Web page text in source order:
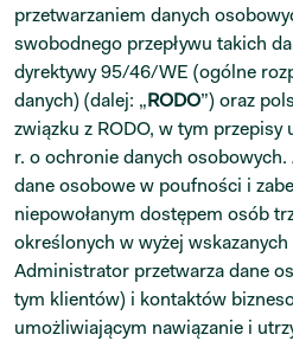
przetwarzaniem danych
swobodnego przepływu takich
dyrektywy 95/46/WE (ogólne
danych) (dalej: „RODO”) oraz
związku z RODO, w tym
r. o ochronie danych
dane osobowe w poufności i
niepowołanym dostępem osób
określonych w wyżej
Administrator przetwarza dane
tym klientów) i kontaktów
umożliwiającym nawiązanie i